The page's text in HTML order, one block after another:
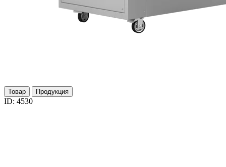
Товар Продукция
ID: 4530